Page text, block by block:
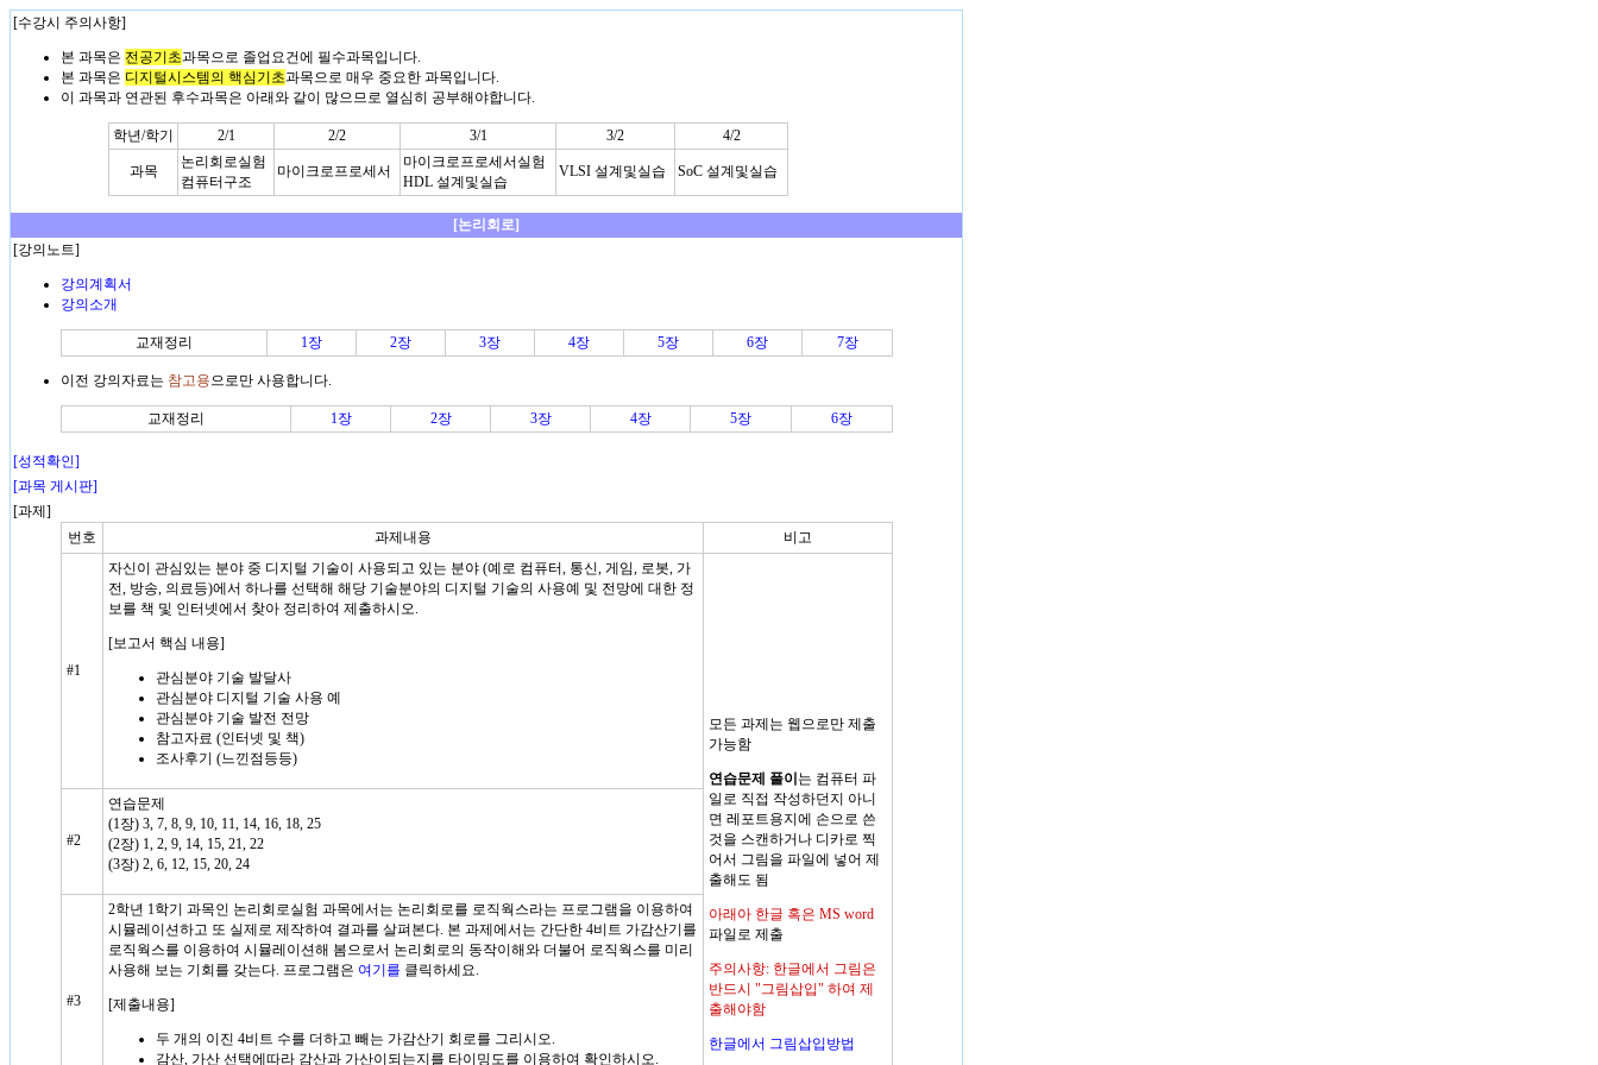
[수강시 주의사항]
본 과목은 전공기초과목으로 졸업요건에 필수과목입니다.
본 과목은 디지털시스템의 핵심기초과목으로 매우 중요한 과목입니다.
이 과목과 연관된 후수과목은 아래와 같이 많으므로 열심히 공부해야합니다.
학년/학기 2/1 2/2 3/1 3/2 4/2
과목
논리회로실험
컴퓨터구조
마이크로프로세서
마이크로프로세서실험
HDL 설계및실습
VLSI 설계및실습 SoC 설계및실습
[논리회로]
[강의노트]
강의계획서
강의소개
교재정리 1장 2장 3장 4장 5장 6장 7장
이전 강의자료는 참고용으로만 사용합니다.
교재정리 1장 2장 3장 4장 5장 6장
[성적확인]
[과목 게시판]
[과제]
번호
과제내용 비고
#1
자신이 관심있는 분야 중 디지털 기술이 사용되고 있는 분야 (예로 컴퓨터, 통신, 게임, 로봇, 가
전, 방송, 의료등)에서 하나를 선택해 해당 기술분야의 디지털 기술의 사용예 및 전망에 대한 정
보를 책 및 인터넷에서 찾아 정리하여 제출하시오.
[보고서 핵심 내용]
관심분야 기술 발달사
관심분야 디지털 기술 사용 예
관심분야 기술 발전 전망
참고자료 (인터넷 및 책)
조사후기 (느낀점등등)
모든 과제는 웹으로만 제출
가능함
연습문제 풀이 는 컴퓨터 파
일로 직접 작성하던지 아니
면 레포트용지에 손으로 쓴
것을 스캔하거나 디카로 찍
어서 그림을 파일에 넣어 제
출해도 됨
아래아 한글 혹은 MS word
파일로 제출
주의사항: 한글에서 그림은
반드시 "그림삽입" 하여 제
출해야함
한글에서 그림삽입방법
#2
연습문제
(1장) 3, 7, 8, 9, 10, 11, 14, 16, 18, 25
(2장) 1, 2, 9, 14, 15, 21, 22
(3장) 2, 6, 12, 15, 20, 24
#3
2학년 1학기 과목인 논리회로실험 과목에서는 논리회로를 로직웍스라는 프로그램을 이용하여
시뮬레이션하고 또 실제로 제작하여 결과를 살펴본다. 본 과제에서는 간단한 4비트 가감산기를
로직웍스를 이용하여 시뮬레이션해 봄으로서 논리회로의 동작이해와 더불어 로직웍스를 미리
사용해 보는 기회를 갖는다. 프로그램은 여기를 클릭하세요.
[제출내용]
두 개의 이진 4비트 수를 더하고 빼는 가감산기 회로를 그리시오.
감산, 가산 선택에따라 감산과 가산이되는지를 타이밍도를 이용하여 확인하시오.